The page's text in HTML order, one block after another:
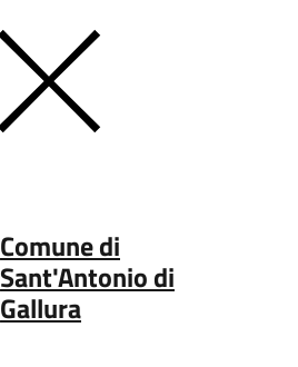
Comune di
Sant'Antonio di
Gallura